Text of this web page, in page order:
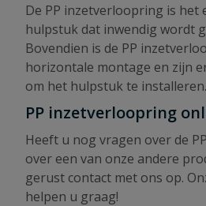
De PP inzetverloopring is het
hulpstuk dat inwendig wordt
Bovendien is de PP
horizontale montage en zijn
om het hulpstuk te installeren.
PP inzetverloopring
Heeft u nog vragen over de
over een van onze andere
gerust contact met ons op.
helpen u graag!